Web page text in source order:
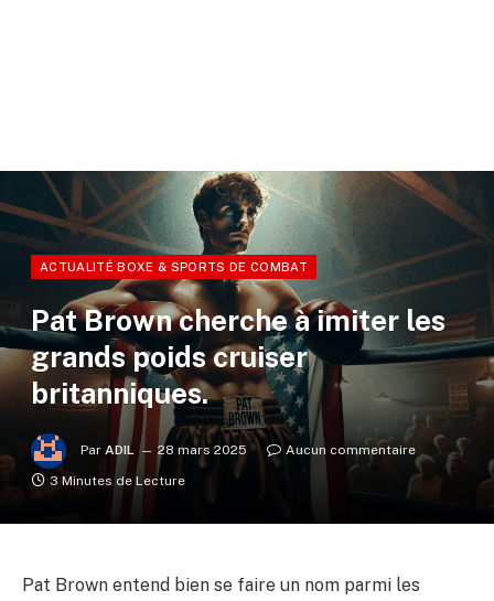
ACTUALITÉ BOXE & SPORTS DE COMBAT
Pat Brown cherche à imiter les
grands poids cruiser
britanniques.
Par ADIL 28 mars 2025
Aucun commentaire
3 Minutes de Lecture
Pat Brown entend bien se faire un nom parmi les